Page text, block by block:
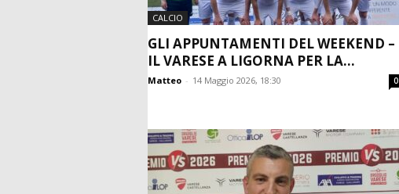
CALCIO
GLI APPUNTAMENTI DEL WEEKEND –
IL VARESE A LIGORNA PER LA...
Matteo - 14 Maggio 2026, 18:30 0